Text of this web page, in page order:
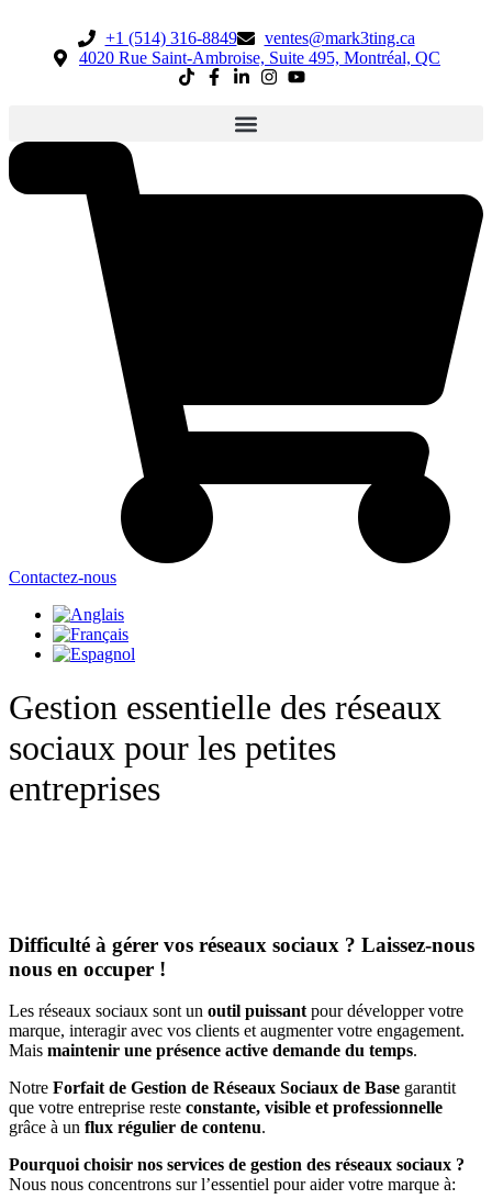
+1 (514) 316-8849
ventes@mark3ting.ca
4020 Rue Saint-Ambroise, Suite 495, Montréal, QC
Contactez-nous
Gestion essentielle des réseaux
sociaux pour les petites
entreprises
Difficulté à gérer vos réseaux sociaux ? Laissez-nous
nous en occuper !
Les réseaux sociaux sont un outil puissant pour développer votre
marque, interagir avec vos clients et augmenter votre engagement.
Mais maintenir une présence active demande du temps.
Notre Forfait de Gestion de Réseaux Sociaux de Base garantit
que votre entreprise reste constante, visible et professionnelle
grâce à un flux régulier de contenu.
Pourquoi choisir nos services de gestion des réseaux sociaux ?
Nous nous concentrons sur l’essentiel pour aider votre marque à: